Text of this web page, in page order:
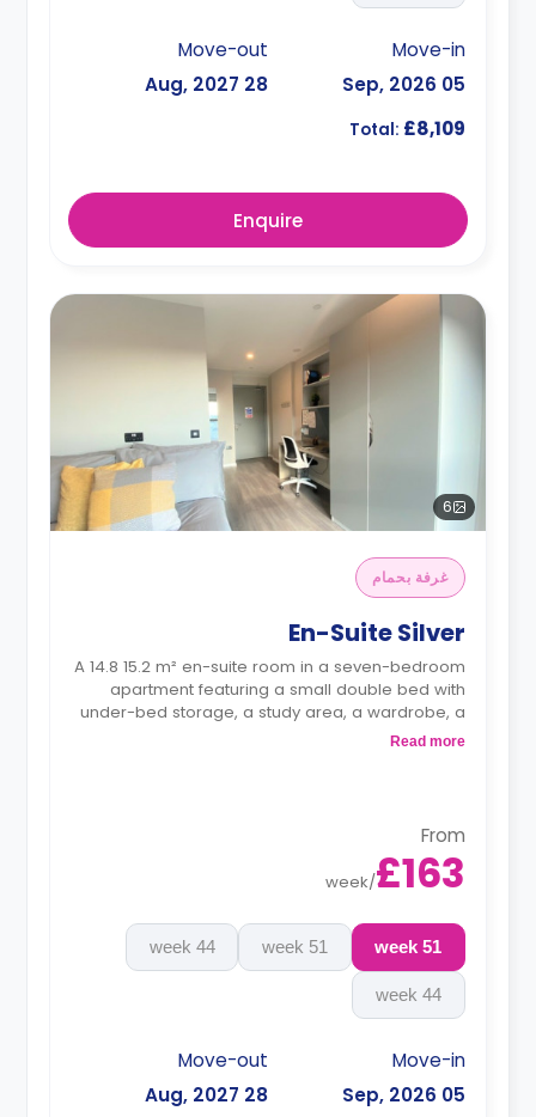
Move-in
05 Sep, 2026
Move-out
28 Aug, 2027
Total: £8,109
Enquire
6
غرفة بحمام
En-Suite Silver
A 14.8 15.2 m² en-suite room in a seven-bedroom
apartment featuring a small double bed with
under-bed storage, a study area, a wardrobe, a
full-length mirror, an en-suite bathroom, a
Read more
From
£163
/
week
51 week
51 week
44 week
44 week
Move-in
05 Sep, 2026
Move-out
28 Aug, 2027